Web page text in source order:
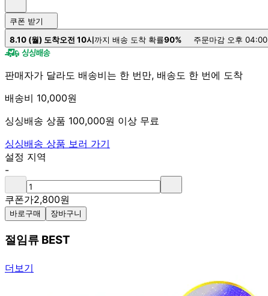
쿠폰 받기
8.10 (월) 도착오전 10시까지 배송 도착 확률90% 주문마감 오후 04:00
판매자가 달라도 배송비는 한 번만, 배송도 한 번에 도착
배송비 10,000원
싱싱배송 상품 100,000원 이상 무료
싱싱배송 상품 보러 가기
설정 지역
-
쿠폰가2,800원
바로구매 장바구니
절임류 BEST
더보기